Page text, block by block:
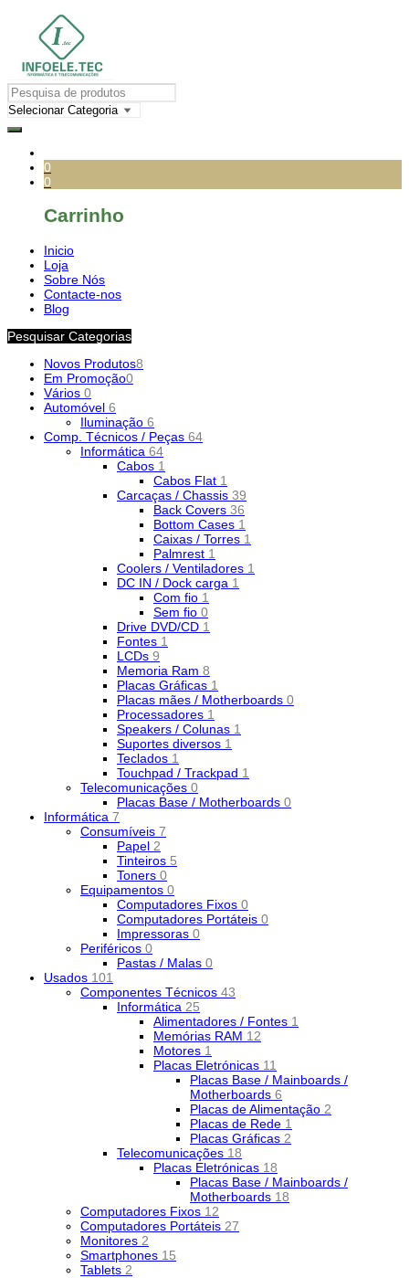
0
0
Carrinho
Inicio
Loja
Sobre Nós
Contacte-nos
Blog
Pesquisar Categorias
Novos Produtos8
Em Promoção0
Vários 0
Automóvel 6
Iluminação 6
Comp. Técnicos / Peças 64
Informática 64
Cabos 1
Cabos Flat 1
Carcaças / Chassis 39
Back Covers 36
Bottom Cases 1
Caixas / Torres 1
Palmrest 1
Coolers / Ventiladores 1
DC IN / Dock carga 1
Com fio 1
Sem fio 0
Drive DVD/CD 1
Fontes 1
LCDs 9
Memoria Ram 8
Placas Gráficas 1
Placas mães / Motherboards 0
Processadores 1
Speakers / Colunas 1
Suportes diversos 1
Teclados 1
Touchpad / Trackpad 1
Telecomunicações 0
Placas Base / Motherboards 0
Informática 7
Consumíveis 7
Papel 2
Tinteiros 5
Toners 0
Equipamentos 0
Computadores Fixos 0
Computadores Portáteis 0
Impressoras 0
Periféricos 0
Pastas / Malas 0
Usados 101
Componentes Técnicos 43
Informática 25
Alimentadores / Fontes 1
Memórias RAM 12
Motores 1
Placas Eletrónicas 11
Placas Base / Mainboards /
Motherboards 6
Placas de Alimentação 2
Placas de Rede 1
Placas Gráficas 2
Telecomunicações 18
Placas Eletrónicas 18
Placas Base / Mainboards /
Motherboards 18
Computadores Fixos 12
Computadores Portáteis 27
Monitores 2
Smartphones 15
Tablets 2